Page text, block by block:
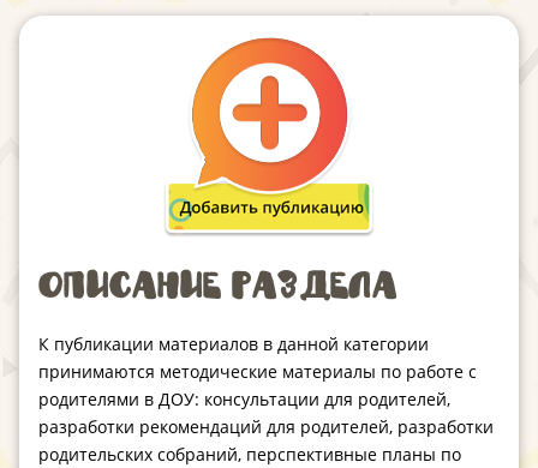
Описание раздела
К публикации материалов в данной категории
принимаются методические материалы по работе с
родителями в ДОУ: консультации для родителей,
разработки рекомендаций для родителей, разработки
родительских собраний, перспективные планы по